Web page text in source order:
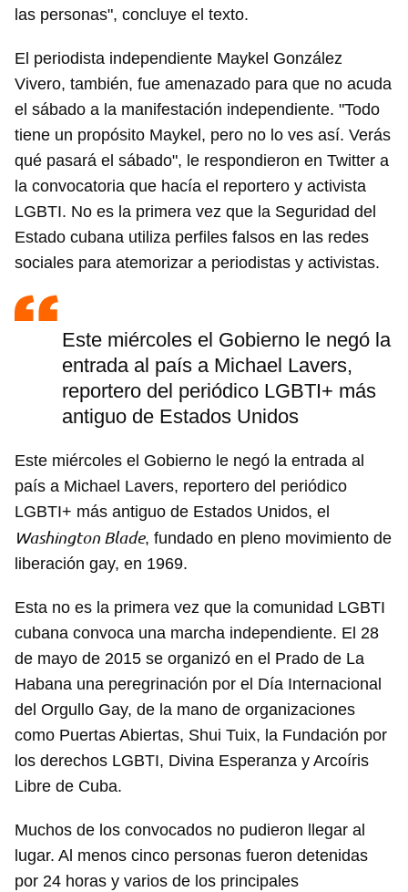
las personas", concluye el texto.
El periodista independiente Maykel González
Vivero, también, fue amenazado para que no acuda
el sábado a la manifestación independiente. "Todo
tiene un propósito Maykel, pero no lo ves así. Verás
qué pasará el sábado", le respondieron en Twitter a
la convocatoria que hacía el reportero y activista
LGBTI. No es la primera vez que la Seguridad del
Estado cubana utiliza perfiles falsos en las redes
sociales para atemorizar a periodistas y activistas.
Este miércoles el Gobierno le negó la
entrada al país a Michael Lavers,
reportero del periódico LGBTI+ más
antiguo de Estados Unidos
Este miércoles el Gobierno le negó la entrada al
país a Michael Lavers, reportero del periódico
LGBTI+ más antiguo de Estados Unidos, el
Washington Blade, fundado en pleno movimiento de
liberación gay, en 1969.
Esta no es la primera vez que la comunidad LGBTI
cubana convoca una marcha independiente. El 28
de mayo de 2015 se organizó en el Prado de La
Habana una peregrinación por el Día Internacional
del Orgullo Gay, de la mano de organizaciones
como Puertas Abiertas, Shui Tuix, la Fundación por
los derechos LGBTI, Divina Esperanza y Arcoíris
Libre de Cuba.
Muchos de los convocados no pudieron llegar al
lugar. Al menos cinco personas fueron detenidas
por 24 horas y varios de los principales